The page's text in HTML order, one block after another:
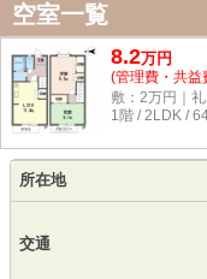
空室一覧
8.2万円
(管理費・共益
敷：2万円｜
1階 / 2LDK /
所在地
交通